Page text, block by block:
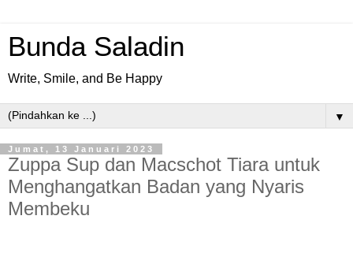
Bunda Saladin
Write, Smile, and Be Happy
▼
Jumat, 13 Januari 2023
Zuppa Sup dan Macschot Tiara untuk
Menghangatkan Badan yang Nyaris
Membeku